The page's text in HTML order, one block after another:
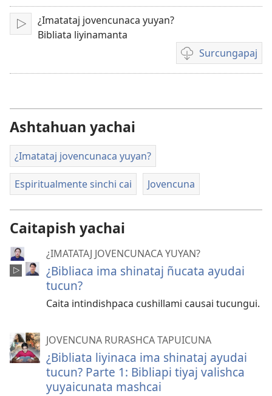
Japichi
¿Imatataj jovencunaca yuyan?
Bibliata liyinamanta
Surcungapaj
Videocunata
surcungapaj
Ashtahuan yachai
¿Imatataj jovencunaca yuyan?
Espiritualmente sinchi cai Jovencuna
Caitapish yachai
¿IMATATAJ JOVENCUNACA YUYAN?
¿Bibliaca ima shinataj ñucata ayudai
tucun?
Caita intindishpaca cushillami causai tucungui.
JOVENCUNA RURASHCA TAPUICUNA
¿Bibliata liyinaca ima shinataj ayudai
tucun? Parte 1: Bibliapi tiyaj valishca
yuyaicunata mashcai